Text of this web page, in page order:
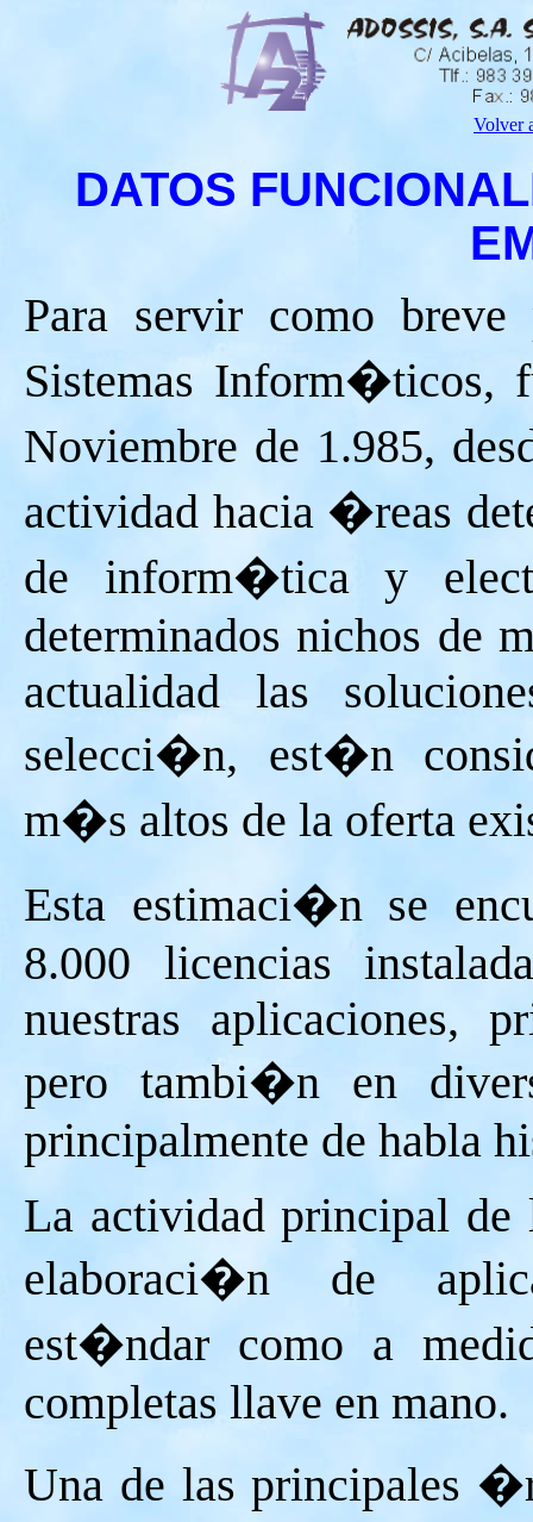
Volver
DATOS
Para servir como
Sistemas Inform�ticos,
Noviembre de 1.985,
actividad hacia �reas
de inform�tica y
determinados nichos de
actualidad las
selecci�n, est�n
m�s altos de la oferta
Esta estimaci�n se
8.000 licencias
nuestras aplicaciones,
pero tambi�n en
principalmente de habla
La actividad principal de
elaboraci�n de
est�ndar como a
completas llave en mano.
Una de las principales